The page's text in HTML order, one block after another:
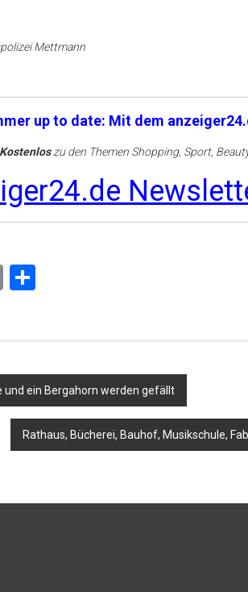
Mettmann
up to date: Mit dem
Kostenloszu den Themen Shopping, Sport,
Email
und ein Bergahorn werden gefällt
Rathaus, Bücherei, Bauhof, Musikschule,